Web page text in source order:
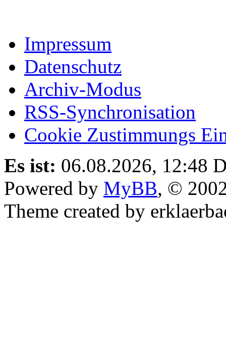
Impressum
Datenschutz
Archiv-Modus
RSS-Synchronisation
Cookie Zustimmungs
Es ist: 06.08.2026, 12:48
Powered by MyBB, ©
Theme created by